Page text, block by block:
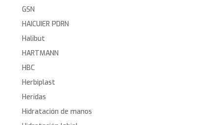
GSN
HAICUIER PDRN
Halibut
HARTMANN
HBC
Herbiplast
Heridas
Hidratación de manos